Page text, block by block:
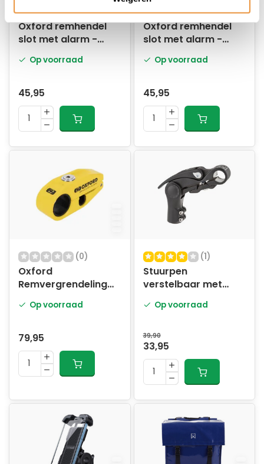
(0)
Oxford remhendel
slot met alarm -
Op voorraad
45,95
(0)
Oxford remhendel
slot met alarm -
Op voorraad
45,95
(0)
Oxford
Remvergrendeling
Op voorraad
79,95
(1)
Stuurpen
verstelbaar met
Op voorraad
39,90
33,95